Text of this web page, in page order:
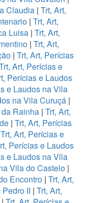
Claudia | Trt, Art,
| Trt, Art,
Luisa | Trt, Art,
| Trt, Art,
| Trt, Art, Perícias
Art, Perícias e
Perícias e Laudos
e Laudos na Vila
na Vila Curuçá |
Rainha | Trt, Art,
| Trt, Art, Perícias
Trt, Art, Perícias e
Perícias e Laudos
e Laudos na Vila
Vila do Castelo |
Encontro | Trt, Art,
II | Trt, Art,